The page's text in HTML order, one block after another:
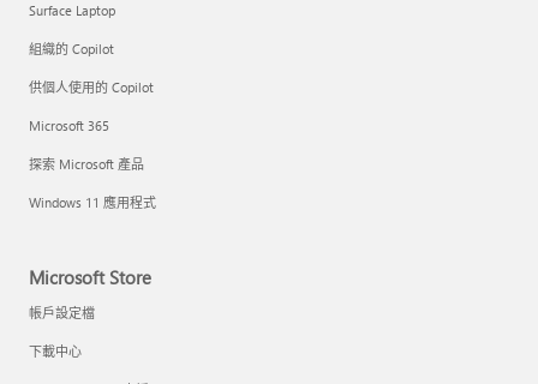
Surface Laptop
組織的 Copilot
供個人使用的 Copilot
Microsoft 365
探索 Microsoft 產品
Windows 11 應用程式
Microsoft Store
帳戶設定檔
下載中心